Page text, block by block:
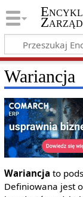
Wariancja
Wariancja to
Definiowana jest